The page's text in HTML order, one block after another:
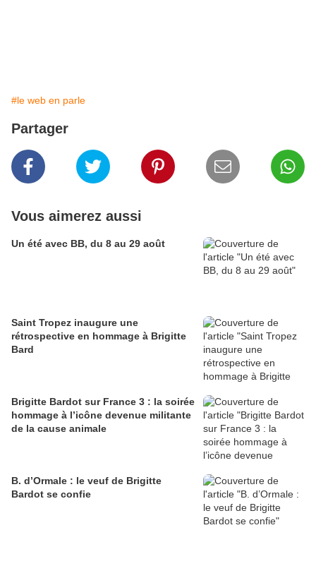
#le web en parle
Partager
Vous aimerez aussi
Un été avec BB, du 8 au 29 août
Saint Tropez inaugure une
rétrospective en hommage à Brigitte
Bard
Brigitte Bardot sur France 3 : la soirée
hommage à l’icône devenue militante
de la cause animale
B. d’Ormale : le veuf de Brigitte
Bardot se confie